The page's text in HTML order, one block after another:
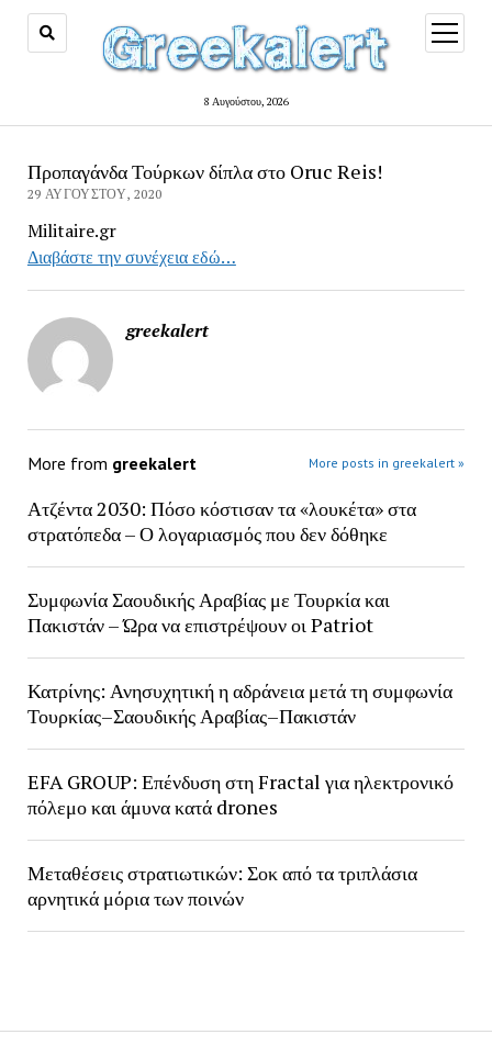
8 Αυγούστου, 2026
open
menu
Προπαγάνδα Τούρκων δίπλα στο Oruc Reis!
29 ΑΥΓΟΎΣΤΟΥ, 2020
Militaire.gr
Διαβάστε την συνέχεια εδώ…
greekalert
More from greekalert More posts in greekalert »
Ατζέντα 2030: Πόσο κόστισαν τα «λουκέτα» στα
στρατόπεδα – Ο λογαριασμός που δεν δόθηκε
Συμφωνία Σαουδικής Αραβίας με Τουρκία και
Πακιστάν – Ώρα να επιστρέψουν οι Patriot
Κατρίνης: Ανησυχητική η αδράνεια μετά τη συμφωνία
Τουρκίας–Σαουδικής Αραβίας–Πακιστάν
EFA GROUP: Επένδυση στη Fractal για ηλεκτρονικό
πόλεμο και άμυνα κατά drones
Μεταθέσεις στρατιωτικών: Σοκ από τα τριπλάσια
αρνητικά μόρια των ποινών